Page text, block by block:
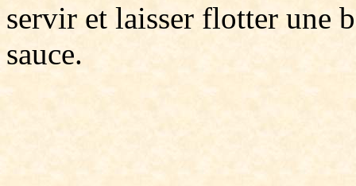
servir et laisser flotter une
sauce.